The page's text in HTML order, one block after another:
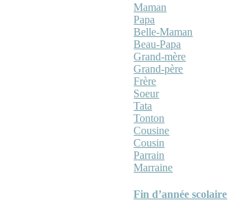
Maman
Papa
Belle-Maman
Beau-Papa
Grand-mère
Grand-père
Frère
Soeur
Tata
Tonton
Cousine
Cousin
Parrain
Marraine
Fin d’année scolaire